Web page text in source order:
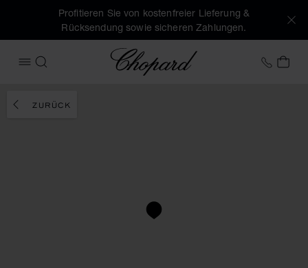
Profitieren Sie von kostenfreier Lieferung &
Rücksendung sowie sicheren Zahlungen.
MENÜ ÖFFNEN
SUCHEN
Chopard +49
ZURÜCK